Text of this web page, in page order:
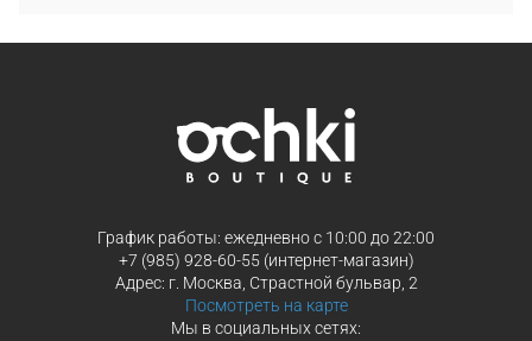
График работы: ежедневно с 10:00 до 22:00
+7 (985) 928-60-55 (интернет-магазин)
Адрес: г. Москва, Страстной бульвар, 2
Посмотреть на карте
Мы в социальных сетях: